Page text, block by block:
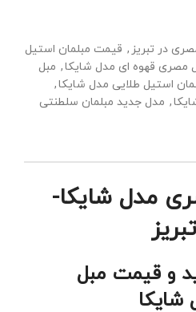
در تبریز , قیمت مبلمان استیل
مصری قهوه ای مدل شایکا, مبل
استیل طلایی مدل شایکا,
, مدل جدید مبلمان سلطنتی
مدل شایکا-
و قیمت مبل